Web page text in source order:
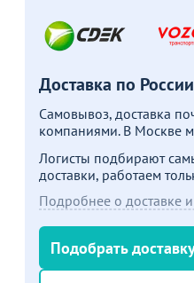
Доставка по
Самовывоз, доставка
компаниями. В Москве
Логисты подбирают
доставки, работаем
Подробнее о доставке
Подобрать
Пожизненная
гарантия
на стулья ХИТ 20/25!
Больше не показывать это